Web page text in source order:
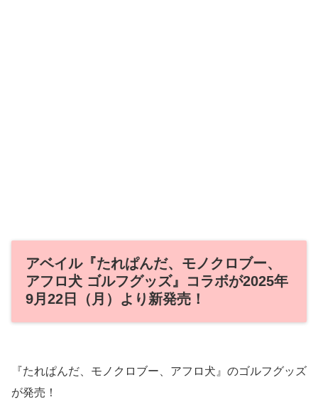
アベイル『たれぱんだ、モノクロブー、
アフロ犬 ゴルフグッズ』コラボが2025年
9月22日（月）より新発売！
『たれぱんだ、モノクロブー、アフロ犬』のゴルフグッズ
が発売！